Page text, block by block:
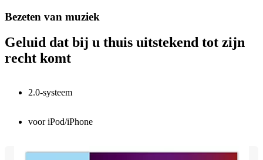
Bezeten van muziek
Geluid dat bij u thuis uitstekend tot zijn
recht komt
2.0-systeem
voor iPod/iPhone